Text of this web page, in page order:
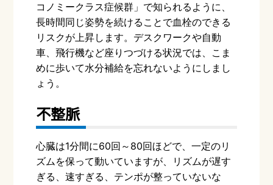
コノミークラス症候群」で知られるように、
長時間同じ姿勢を続けることで血栓のできる
リスクが上昇します。デスクワークや自動
車、飛行機など座りつづける状況では、こま
めに歩いて水分補給を忘れないようにしまし
ょう。
不整脈
心臓は1分間に60回～ 80回ほどで、一定のリ
ズムを保って動いていますが、リズムが遅す
ぎる、速すぎる、テンポが整っていないな